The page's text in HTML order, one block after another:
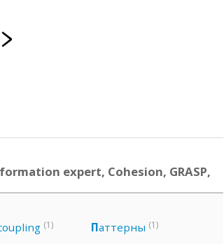
expert, Cohesion, GRASP,
(1) Паттерны (1)